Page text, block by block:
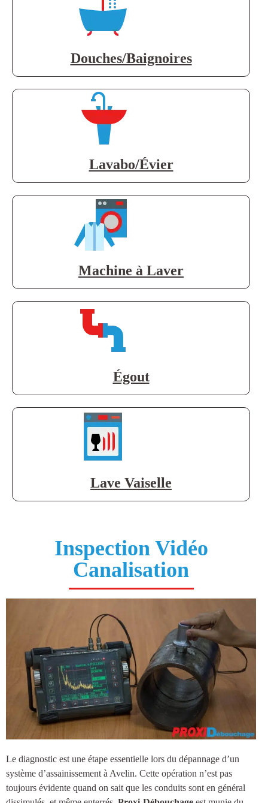
Douches/Baignoires
Lavabo/Évier
Machine à Laver
Égout
Lave Vaiselle
Inspection Vidéo
Canalisation
Le diagnostic est une étape essentielle lors du dépannage d’un
système d’assainissement à Avelin. Cette opération n’est pas
toujours évidente quand on sait que les conduits sont en général